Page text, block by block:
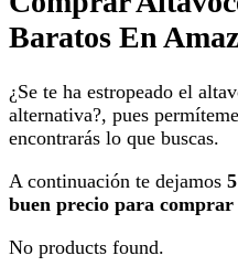
Baratos En
¿Se te ha estropeado el
alternativa?, pues
encontrarás lo que buscas.
A continuación te dejamos
buen precio para comprar
No products found.